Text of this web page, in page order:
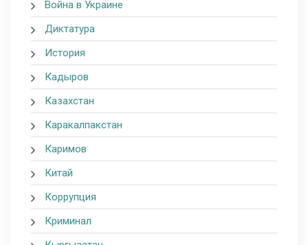
Война в Украине
Диктатура
История
Кадыров
Казахстан
Каракалпакстан
Каримов
Китай
Коррупция
Криминал